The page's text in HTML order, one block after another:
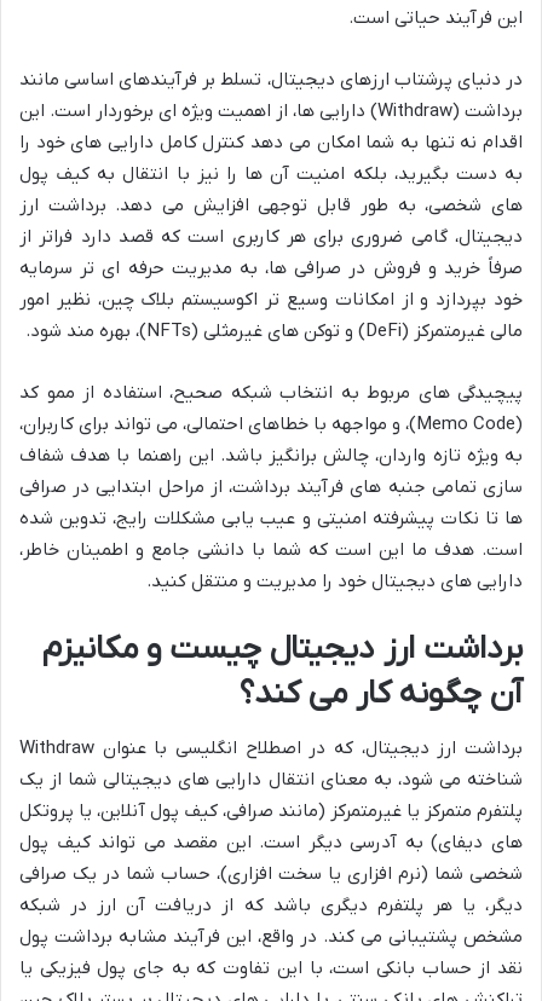
این فرآیند حیاتی است.
در دنیای پرشتاب ارزهای دیجیتال، تسلط بر فرآیندهای اساسی مانند
برداشت (Withdraw) دارایی ها، از اهمیت ویژه ای برخوردار است. این
اقدام نه تنها به شما امکان می دهد کنترل کامل دارایی های خود را
به دست بگیرید، بلکه امنیت آن ها را نیز با انتقال به کیف پول
های شخصی، به طور قابل توجهی افزایش می دهد. برداشت ارز
دیجیتال، گامی ضروری برای هر کاربری است که قصد دارد فراتر از
صرفاً خرید و فروش در صرافی ها، به مدیریت حرفه ای تر سرمایه
خود بپردازد و از امکانات وسیع تر اکوسیستم بلاک چین، نظیر امور
مالی غیرمتمرکز (DeFi) و توکن های غیرمثلی (NFTs)، بهره مند شود.
پیچیدگی های مربوط به انتخاب شبکه صحیح، استفاده از ممو کد
(Memo Code)، و مواجهه با خطاهای احتمالی، می تواند برای کاربران،
به ویژه تازه واردان، چالش برانگیز باشد. این راهنما با هدف شفاف
سازی تمامی جنبه های فرآیند برداشت، از مراحل ابتدایی در صرافی
ها تا نکات پیشرفته امنیتی و عیب یابی مشکلات رایج، تدوین شده
است. هدف ما این است که شما با دانشی جامع و اطمینان خاطر،
دارایی های دیجیتال خود را مدیریت و منتقل کنید.
برداشت ارز دیجیتال چیست و مکانیزم
آن چگونه کار می کند؟
برداشت ارز دیجیتال، که در اصطلاح انگلیسی با عنوان Withdraw
شناخته می شود، به معنای انتقال دارایی های دیجیتالی شما از یک
پلتفرم متمرکز یا غیرمتمرکز (مانند صرافی، کیف پول آنلاین، یا پروتکل
های دیفای) به آدرسی دیگر است. این مقصد می تواند کیف پول
شخصی شما (نرم افزاری یا سخت افزاری)، حساب شما در یک صرافی
دیگر، یا هر پلتفرم دیگری باشد که از دریافت آن ارز در شبکه
مشخص پشتیبانی می کند. در واقع، این فرآیند مشابه برداشت پول
نقد از حساب بانکی است، با این تفاوت که به جای پول فیزیکی یا